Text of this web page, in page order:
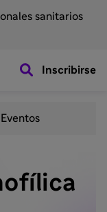
sanitarios
Inscribirse
Eventos